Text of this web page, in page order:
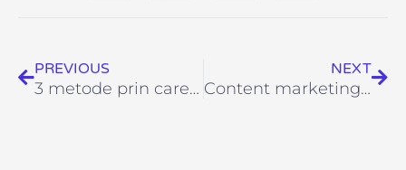
PREVIOUS
3 metode prin care tehnologia ajută campaniile de CSR
NEXT
Content marketing pentru domeniul sănătate